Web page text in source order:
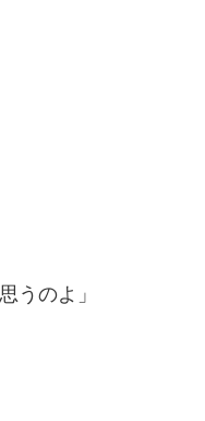
うのよ」